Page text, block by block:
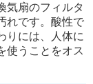
気扇のフィルタ
れです。酸性で
りには、人体に
使うことをオス